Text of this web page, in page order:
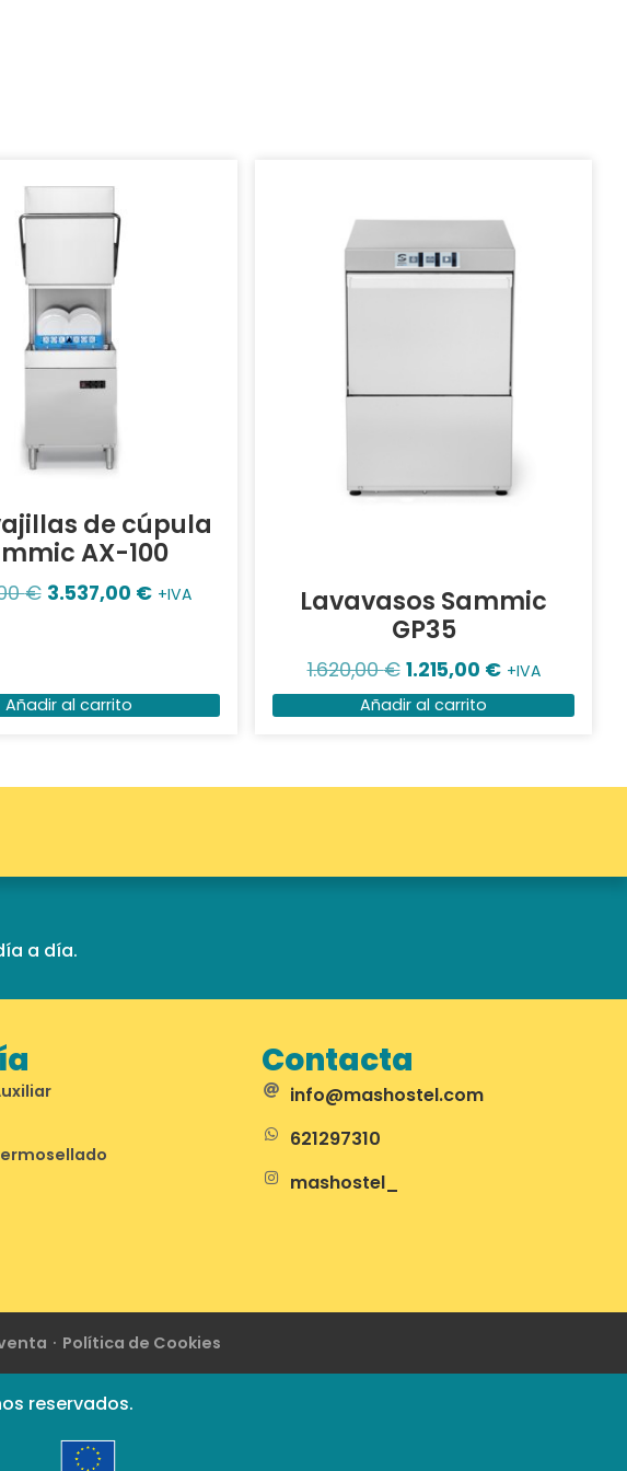
de cúpula
AX-100
€ 3.537,00 € +IVA
Añadir al carrito
Lavavasos Sammic
GP35
1.620,00€ 1.215,00 € +IVA
Añadir al carrito
a día.
Contacta
info@mashostel.com
621297310
mashostel_
Política de Cookies
reservados.